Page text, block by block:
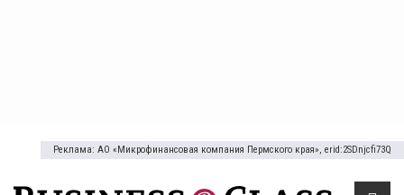
Реклама: АО «Микрофинансовая компания Пермского края», erid:2SDnjcfi73Q